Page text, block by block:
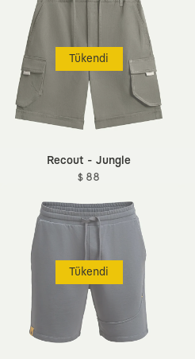
Tükendi
Recout - Jungle
$ 88
Tükendi